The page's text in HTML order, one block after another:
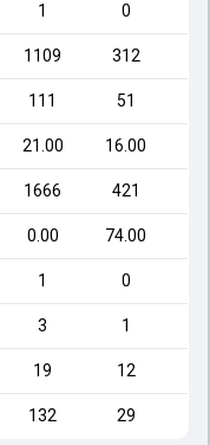
1 0
1109 312
111 51
21.00 16.00
1666 421
0.00 74.00
1 0
3 1
19 12
132 29